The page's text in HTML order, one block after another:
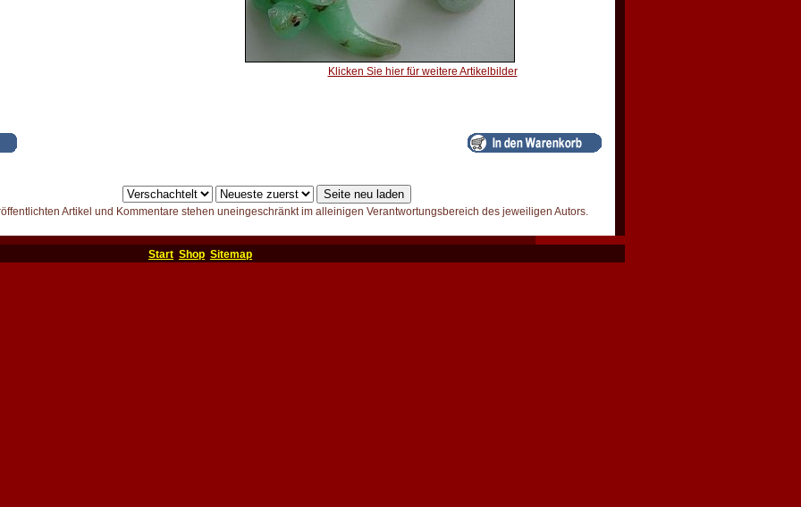
Klicken Sie hier für weitere Artikelbilder
Artikel und Kommentare stehen uneingeschränkt im alleinigen Verantwortungsbereich des jeweiligen Autors.
Start Shop Sitemap